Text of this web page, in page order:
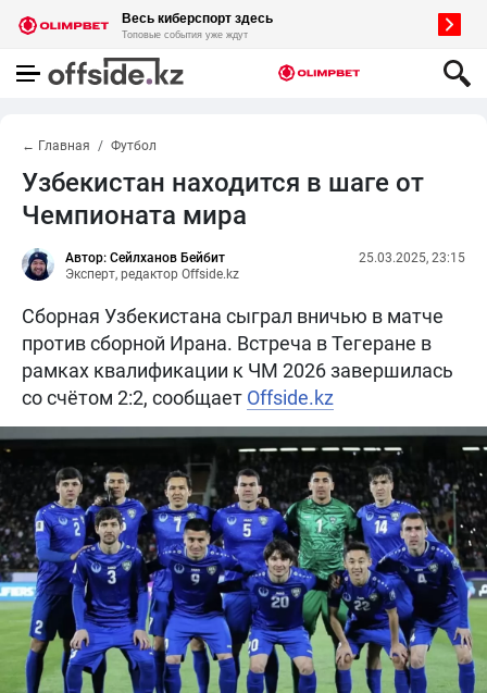
← Главная Футбол
Узбекистан находится в шаге от
Чемпионата мира
Автор: Сейлханов Бейбит
Эксперт, редактор Offside.kz
25.03.2025, 23:15
Сборная Узбекистана сыграл вничью в матче
против сборной Ирана. Встреча в Тегеране в
рамках квалификации к ЧМ 2026 завершилась
со счётом 2:2, сообщает Offside.kz